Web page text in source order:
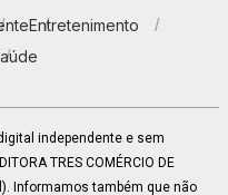
Entretenimento
digital independente e sem
TRES COMÉRCIO DE
Informamos também que não